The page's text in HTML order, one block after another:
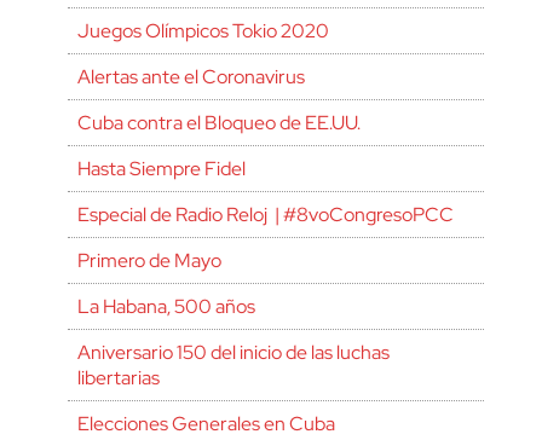
Juegos Olímpicos Tokio 2020
Alertas ante el Coronavirus
Cuba contra el Bloqueo de EE.UU.
Hasta Siempre Fidel
Especial de Radio Reloj | #8voCongresoPCC
Primero de Mayo
La Habana, 500 años
Aniversario 150 del inicio de las luchas
libertarias
Elecciones Generales en Cuba